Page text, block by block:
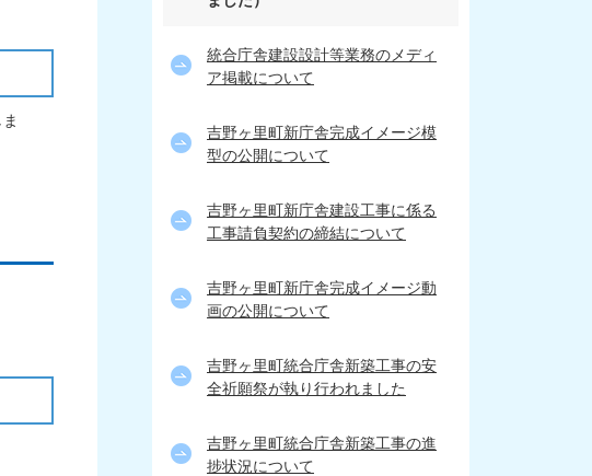
統合庁舎建設設計等業務のメディ
ア掲載について
吉野ヶ里町新庁舎完成イメージ模
型の公開について
吉野ヶ里町新庁舎建設工事に係る
工事請負契約の締結について
吉野ヶ里町新庁舎完成イメージ動
画の公開について
吉野ヶ里町統合庁舎新築工事の安
全祈願祭が執り行われました
吉野ヶ里町統合庁舎新築工事の進
捗状況について